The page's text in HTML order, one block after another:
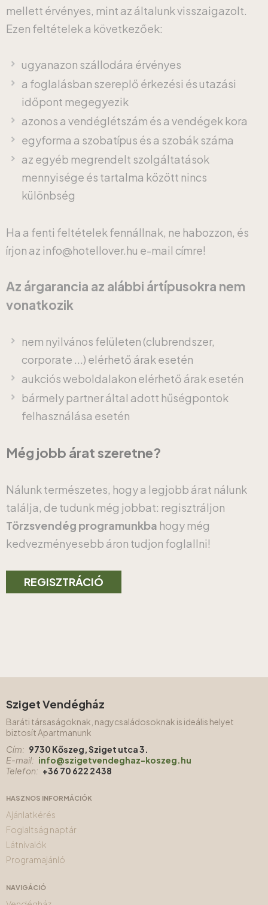
mellett érvényes, mint az általunk visszaigazolt.
Ezen feltételek a következőek:
ugyanazon szállodára érvényes
a foglalásban szereplő érkezési és utazási
időpont megegyezik
azonos a vendéglétszám és a vendégek kora
egyforma a szobatípus és a szobák száma
az egyéb megrendelt szolgáltatások
mennyisége és tartalma között nincs
különbség
Ha a fenti feltételek fennállnak, ne habozzon, és
írjon az info@hotellover.hu e-mail címre!
Az árgarancia az alábbi ártípusokra nem
vonatkozik
nem nyilvános felületen (clubrendszer,
corporate ...) elérhető árak esetén
aukciós weboldalakon elérhető árak esetén
bármely partner által adott hűségpontok
felhasználása esetén
Még jobb árat szeretne?
Nálunk természetes, hogy a legjobb árat nálunk
találja, de tudunk még jobbat: regisztráljon
Törzsvendég programunkba hogy még
kedvezményesebb áron tudjon foglallni!
REGISZTRÁCIÓ
Sziget Vendégház
Baráti társaságoknak, nagycsaládosoknak is ideális helyet
biztosít Apartmanunk
Cím: 9730 Kőszeg, Sziget utca 3.
E-mail: info@szigetvendeghaz-koszeg.hu
Telefon: +36 70 622 2438
HASZNOS INFORMÁCIÓK
Ajánlatkérés
Foglaltság naptár
Látnivalók
Programajánló
NAVIGÁCIÓ